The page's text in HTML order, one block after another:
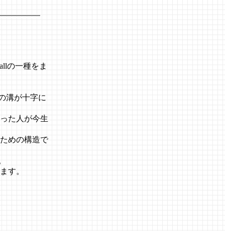
の一種をま
溝が十字に
た人が今生
めの構造で
す。